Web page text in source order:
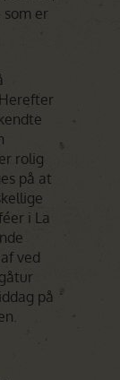
som er
rolig
på at
i La
ved
på